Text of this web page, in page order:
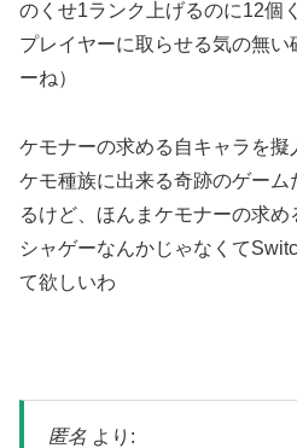
のくせ1ランク上げるのに12個
プレイヤーに取らせる気の無い
ーね）
ケモナーの求める自キャラを
ケモ種族に出来る奇跡のゲー
るけど、ほんまケモナーの求
シャゲーなんかじゃなくて
て欲しいわ
匿名 より: